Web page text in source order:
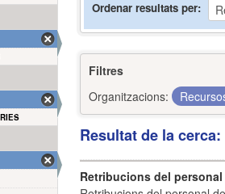
Ordenar resultats per
Filtres
Organitzacions:
Resultat de la
Retribucions del